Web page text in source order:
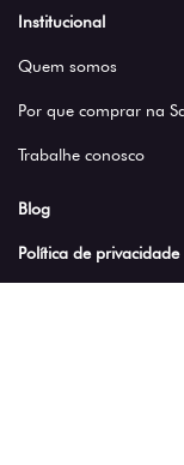
Institucional
Quem somos
Por que comprar na
Trabalhe conosco
Blog
Política de privacidade